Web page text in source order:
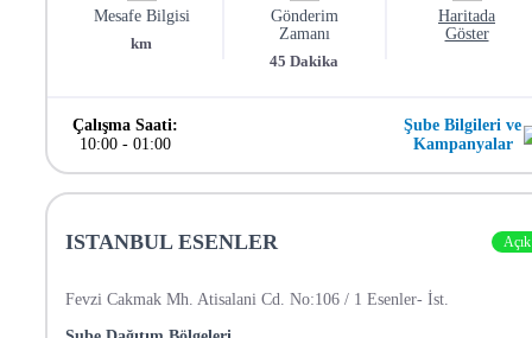
Mesafe Bilgisi
km
Gönderim
Zamanı
45 Dakika
Haritada
Göster
Çalışma Saati:
10:00- 01:00
Şube Bilgileri ve
Kampanyalar
ISTANBUL ESENLER Açık
Fevzi Cakmak Mh. Atisalani Cd. No:106 / 1 Esenler- İst.